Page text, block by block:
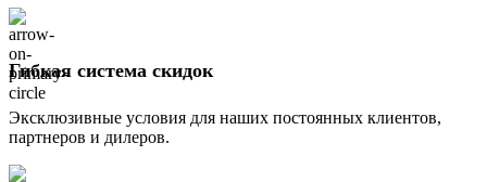
Гибкая система скидок
Эксклюзивные условия для наших постоянных клиентов,
партнеров и дилеров.